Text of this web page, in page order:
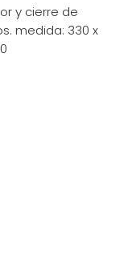
y cierre de
medida: 330 x